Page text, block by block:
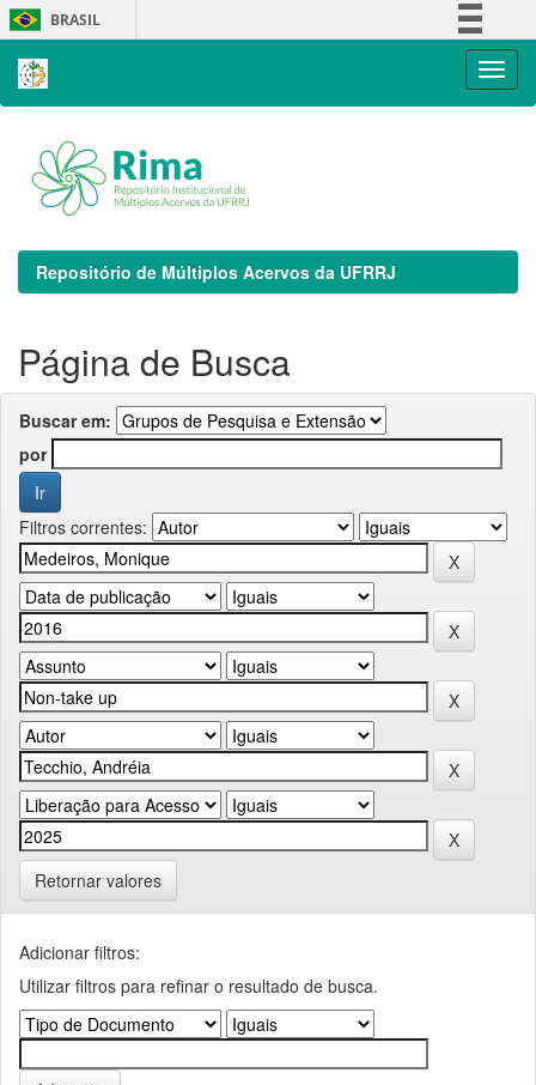
Skip
navigation
BRASIL
Repositório de Múltiplos Acervos da UFRRJ
Página de Busca
Buscar em:
por
Filtros correntes:
Retornar valores
Adicionar filtros:
Utilizar filtros para refinar o resultado de busca.